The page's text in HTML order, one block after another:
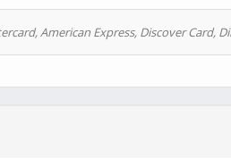
American Express, Discover Card,